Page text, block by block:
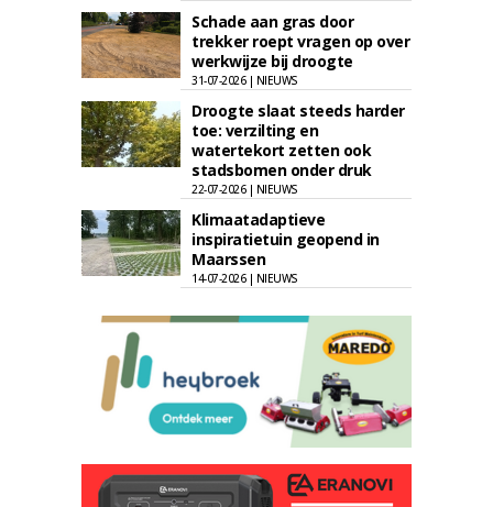
Schade aan gras door
trekker roept vragen op over
werkwijze bij droogte
31-07-2026 | NIEUWS
Droogte slaat steeds harder
toe: verzilting en
watertekort zetten ook
stadsbomen onder druk
22-07-2026 | NIEUWS
Klimaatadaptieve
inspiratietuin geopend in
Maarssen
14-07-2026 | NIEUWS